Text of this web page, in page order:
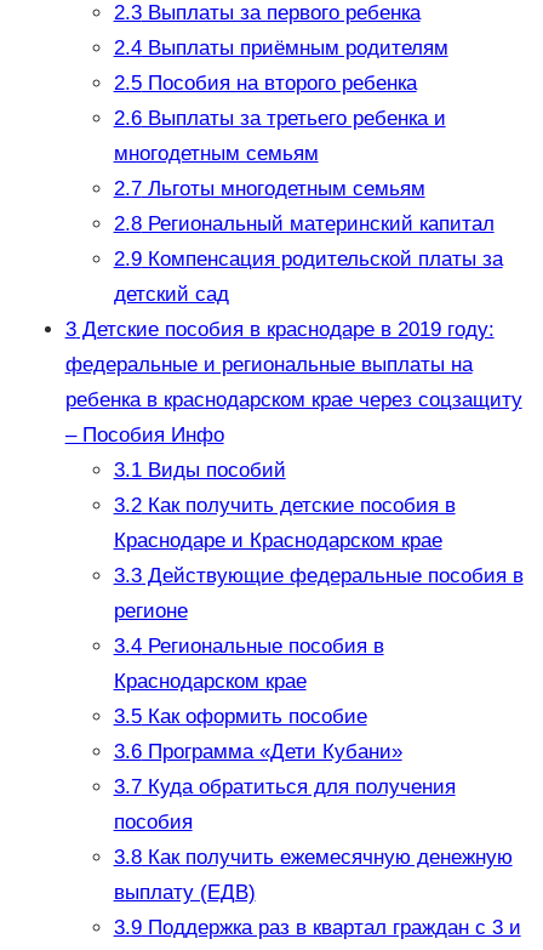
2.3Выплаты за первого ребенка
2.4Выплаты приёмным родителям
2.5Пособия на второго ребенка
2.6Выплаты за третьего ребенка и
многодетным семьям
2.7Льготы многодетным семьям
2.8Региональный материнский капитал
2.9Компенсация родительской платы за
детский сад
3Детские пособия в краснодаре в 2019 году:
федеральные и региональные выплаты на
ребенка в краснодарском крае через соцзащиту
– Пособия Инфо
3.1Виды пособий
3.2Как получить детские пособия в
Краснодаре и Краснодарском крае
3.3Действующие федеральные пособия в
регионе
3.4Региональные пособия в
Краснодарском крае
3.5Как оформить пособие
3.6Программа «Дети Кубани»
3.7Куда обратиться для получения
пособия
3.8Как получить ежемесячную денежную
выплату (ЕДВ)
3.9Поддержка раз в квартал граждан с 3 и